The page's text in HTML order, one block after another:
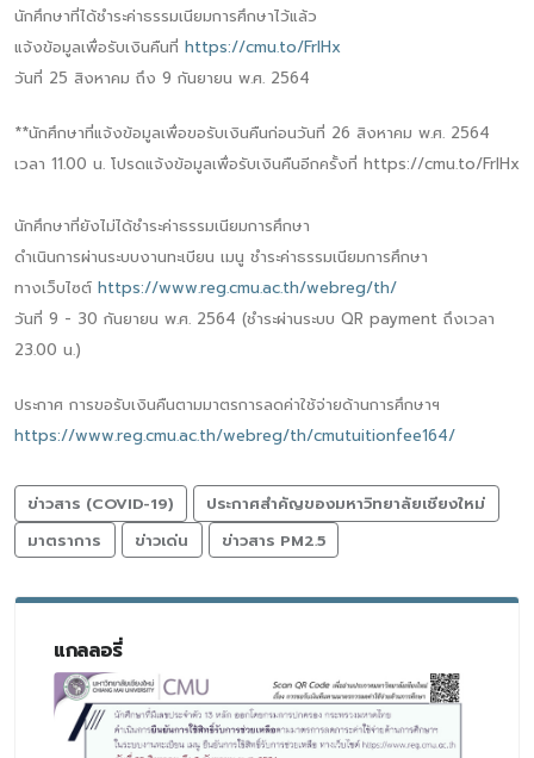
นักศึกษาที่ได้ชำระค่าธรรมเนียมการศึกษาไว้แล้ว
แจ้งข้อมูลเพื่อรับเงินคืนที่ https://cmu.to/FrlHx
วันที่ 25 สิงหาคม ถึง 9 กันยายน พ.ศ. 2564
**นักศึกษาที่แจ้งข้อมูลเพื่อขอรับเงินคืนก่อนวันที่ 26 สิงหาคม พ.ศ. 2564
เวลา 11.00 น. โปรดแจ้งข้อมูลเพื่อรับเงินคืนอีกครั้งที่ https://cmu.to/FrlHx
นักศึกษาที่ยังไม่ได้ชำระค่าธรรมเนียมการศึกษา
ดำเนินการผ่านระบบงานทะเบียน เมนู ชำระค่าธรรมเนียมการศึกษา
ทางเว็บไซต์ https://www.reg.cmu.ac.th/webreg/th/
วันที่ 9 - 30 กันยายน พ.ศ. 2564 (ชำระผ่านระบบ QR payment ถึงเวลา
23.00 น.)
ประกาศ การขอรับเงินคืนตามมาตรการลดค่าใช้จ่ายด้านการศึกษาฯ
https://www.reg.cmu.ac.th/webreg/th/cmutuitionfee164/
ข่าวสาร (COVID-19)
ประกาศสำคัญของมหาวิทยาลัยเชียงใหม่
มาตราการ
ข่าวเด่น ข่าวสาร PM2.5
แกลลอรี่